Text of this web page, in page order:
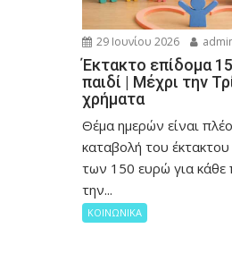
29 Ιουνίου 2026
Έκτακτο επίδομα
παιδί | Μέχρι την
χρήματα
Θέμα ημερών είναι
καταβολή του
των 150 ευρώ για κάθε
την...
ΚΟΙΝΩΝΙΚΑ